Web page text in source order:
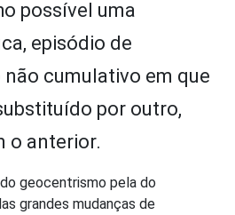
possível uma
episódio de
cumulativo em que
por outro,
o anterior.
geocentrismo pela do
grandes mudanças de